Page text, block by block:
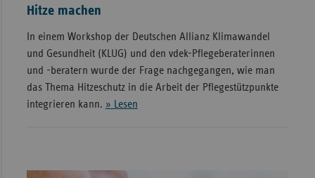
Hitze machen
In einem Workshop der Deutschen Allianz Klimawandel
und Gesundheit (KLUG) und den vdek-Pflegeberaterinnen
und -beratern wurde der Frage nachgegangen, wie man
das Thema Hitzeschutz in die Arbeit der Pflegestützpunkte
integrieren kann. » Lesen